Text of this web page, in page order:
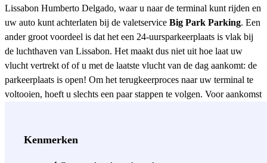
Lissabon Humberto Delgado, waar u naar de terminal kunt rijden en
uw auto kunt achterlaten bij de valetservice Big Park Parking. Een
ander groot voordeel is dat het een 24-uursparkeerplaats is vlak bij
de luchthaven van Lissabon. Het maakt dus niet uit hoe laat uw
vlucht vertrekt of of u met de laatste vlucht van de dag aankomt: de
parkeerplaats is open! Om het terugkeerproces naar uw terminal te
voltooien, hoeft u slechts een paar stappen te volgen. Voor aankomst
van ons personeel haalt uw auto op en brengt deze naar de
Kenmerken